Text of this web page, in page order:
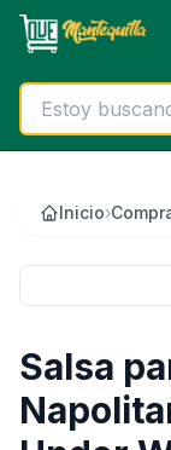
Saltar al contenido
Inicio›
Salsa